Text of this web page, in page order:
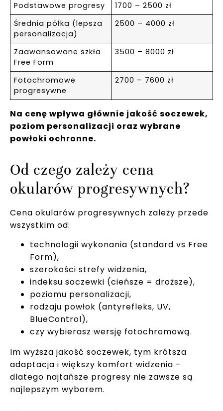
Podstawowe progresy
1700 – 2500 zł
Średnia półka (lepsza
personalizacja)
2500 – 4000 zł
Zaawansowane szkła
Free Form
3500 – 8000 zł
Fotochromowe
progresywne
2700 – 7600 zł
Na cenę wpływa głównie jakość soczewek,
poziom personalizacji oraz wybrane
powłoki ochronne.
Od czego zależy cena
okularów progresywnych?
Cena okularów progresywnych zależy przede
wszystkim od:
technologii wykonania (standard vs Free
Form),
szerokości strefy widzenia,
indeksu soczewki (cieńsze = droższe),
poziomu personalizacji,
rodzaju powłok (antyrefleks, UV,
BlueControl),
czy wybierasz wersję fotochromową.
Im wyższa jakość soczewek, tym krótsza
adaptacja i większy komfort widzenia –
dlatego najtańsze progresy nie zawsze są
najlepszym wyborem.